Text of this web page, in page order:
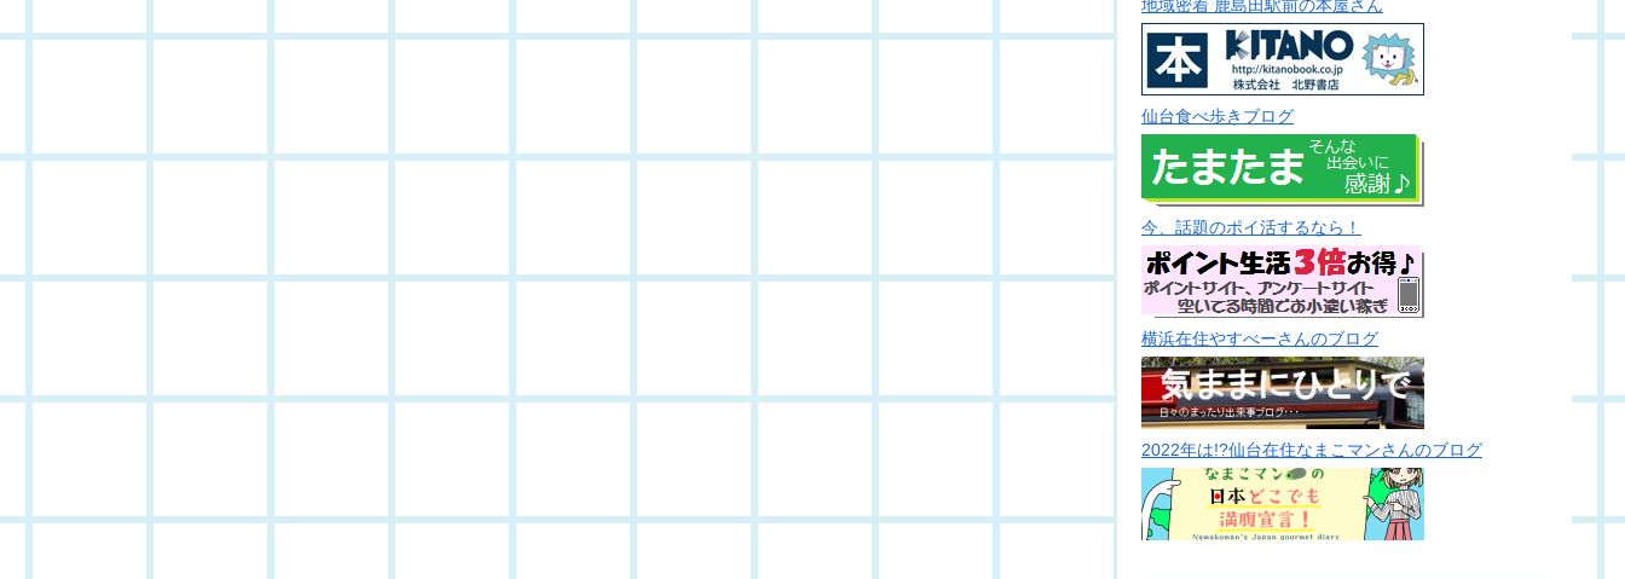
地域密着 鹿島田駅前の本屋さん
仙台食べ歩きブログ
今、話題のポイ活するなら！
横浜在住やすべーさんのブログ
2022年は!?仙台在住なまこマンさんのブログ